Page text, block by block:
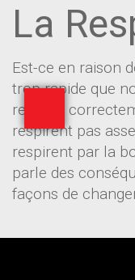
La
Est-ce en raison
trop rapide que
respirer
respirent pas
respirent par la
parle des
façons de